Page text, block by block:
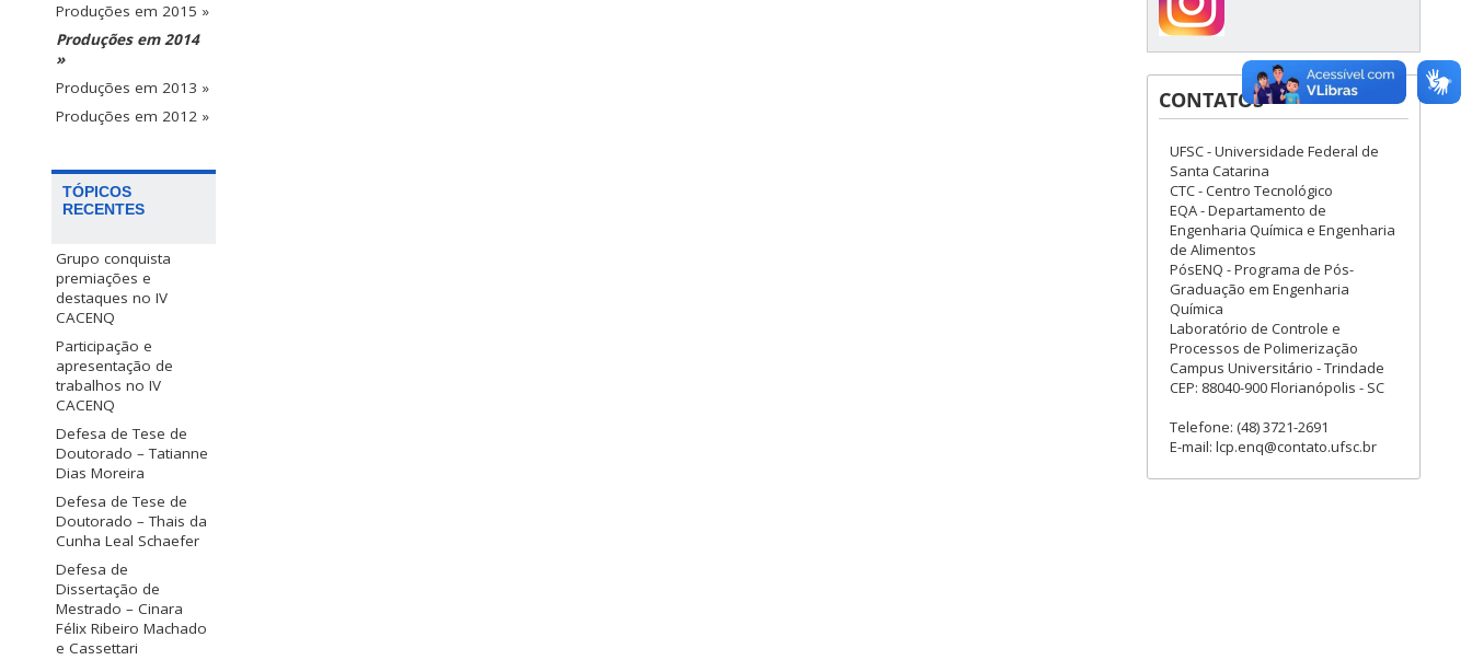
Produções em 2015 »
Produções em 2014
»
Produções em 2013 »
Produções em 2012 »
TÓPICOS
RECENTES
Grupo conquista
premiações e
destaques no IV
CACENQ
Participação e
apresentação de
trabalhos no IV
CACENQ
Defesa de Tese de
Doutorado – Tatianne
Dias Moreira
Defesa de Tese de
Doutorado – Thais da
Cunha Leal Schaefer
Defesa de
Dissertação de
Mestrado – Cinara
Félix Ribeiro Machado
e Cassettari
CONTATOS
UFSC - Universidade Federal de
Santa Catarina
CTC - Centro Tecnológico
EQA - Departamento de
Engenharia Química e Engenharia
de Alimentos
PósENQ - Programa de Pós-
Graduação em Engenharia
Química
Laboratório de Controle e
Processos de Polimerização
Campus Universitário - Trindade
CEP: 88040-900 Florianópolis - SC
Telefone: (48) 3721-2691
E-mail: lcp.enq@contato.ufsc.br